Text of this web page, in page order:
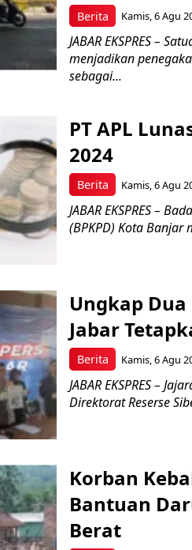
Berita Kamis, 6 Agu
JABAR EKSPRES –
menjadikan
sebagai...
Berita
PT APL
2024
Kamis, 6 Agu
JABAR EKSPRES –
(BPKPD) Kota
Berita
Ungkap
Jabar
Kamis, 6 Agu
JABAR EKSPRES –
Direktorat Reserse
Korban
Bantuan
Berat